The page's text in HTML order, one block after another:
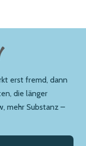
erst fremd, dann
die länger
mehr Substanz –